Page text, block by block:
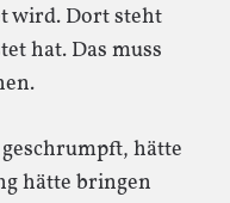
wird. Dort steht
hat. Das muss
hätte
hätte bringen